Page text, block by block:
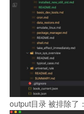
output目录 被排除了：